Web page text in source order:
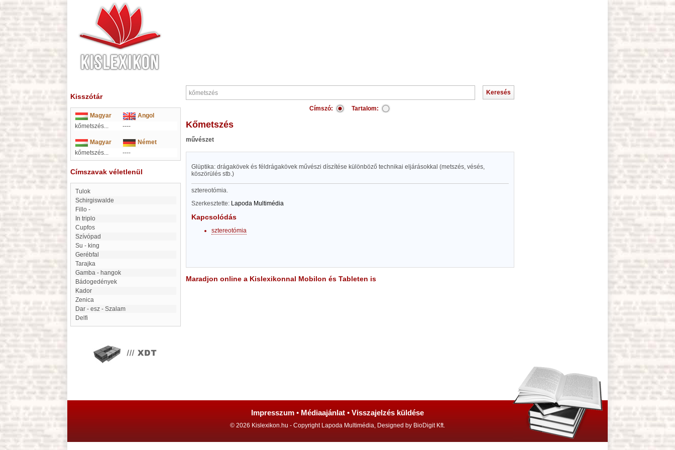
Kisszótár
Magyar
Angol
kőmetszés...
----
Magyar
Német
kőmetszés...
----
Címszavak véletlenül
Tulok
Schirgiswalde
fillo -
in triplo
cupfos
Szívópad
Su - king
Gerébfal
Tarajka
Gamba - hangok
Bádogedények
Kador
Zenica
Dar - esz - Szalam
Delfi
Címszó: Tartalom:
kőmetszés
művészet
Glüptika: drágakövek és féldrágakövek művészi díszítése különböző technikai eljárásokkal (metszés, vésés,
köszörülés stb.)
sztereotómia.
Szerkesztette: Lapoda Multimédia
Kapcsolódás
sztereotómia
Maradjon online a Kislexikonnal Mobilon és Tableten is
Impresszum • Médiaajánlat • Visszajelzés küldése
© 2026 Kislexikon.hu - Copyright Lapoda Multimédia, Designed by BioDigit Kft.